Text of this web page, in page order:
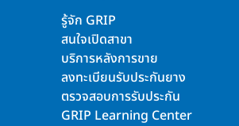
รู้จัก GRIP
สนใจเปิดสาขา
บริการหลังการขาย
ลงทะเบียนรับประกันยาง
ตรวจสอบการรับประกัน
GRIP Learning Center